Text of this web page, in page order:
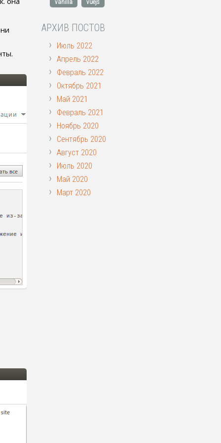
vanilla vuejs
АРХИВ ПОСТОВ
› Июль 2022
› Апрель 2022
› Февраль 2022
› Октябрь 2021
› Май 2021
› Февраль 2021
› Ноябрь 2020
› Сентябрь 2020
› Август 2020
› Июль 2020
› Май 2020
› Март 2020